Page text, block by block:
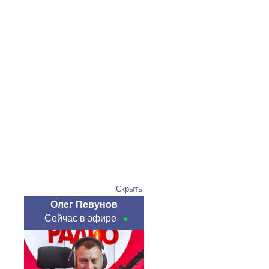
Скрыть
Олег Певунов
Сейчас в эфире